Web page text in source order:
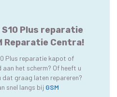
Plus reparatie
Reparatie Centra!
Plus reparatie kapot of
het scherm? Of heeft u
dat graag laten repareren?
snel langs bij GSM